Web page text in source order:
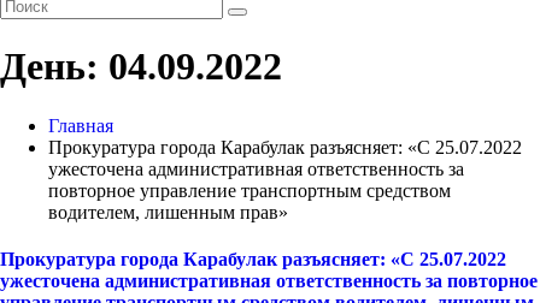
День: 04.09.2022
Главная
Прокуратура города Карабулак разъясняет: «С 25.07.2022
ужесточена административная ответственность за
повторное управление транспортным средством
водителем, лишенным прав»
Прокуратура города Карабулак разъясняет: «С 25.07.2022
ужесточена административная ответственность за повторное